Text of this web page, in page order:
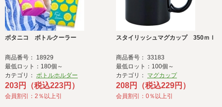
ボタニコ ボトルクーラー
商品番号： 18929
最低ロット：180個～
カテゴリ： ボトルホルダー
203円（税込223円）
会員割引：2％以上引
スタイリッシュマグカップ 350ｍｌ
商品番号： 33183
最低ロット：100個～
カテゴリ： マグカップ
208円（税込229円）
会員割引：0％以上引